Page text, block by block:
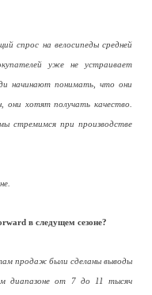
спрос на велосипеды средней
уже не устраивает
начинают понимать, что они
они хотят получать качество.
стремимся при производстве
в следущем сезоне?
продаж были сделаны выводы
диапазоне от 7 до 11 тысяч